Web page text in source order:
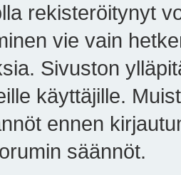
rekisteröitynyt
vie vain
Sivuston
käyttäjille.
ennen
säännöt.